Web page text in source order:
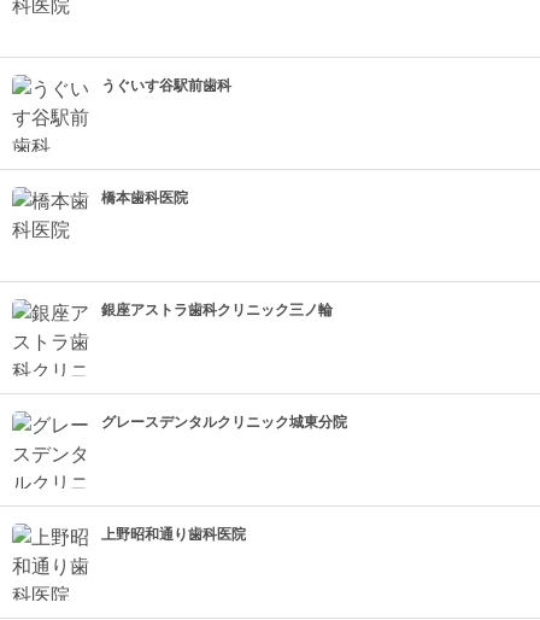
うぐいす谷駅前歯科
橋本歯科医院
銀座アストラ歯科クリニック三ノ輪
グレースデンタルクリニック城東分院
上野昭和通り歯科医院